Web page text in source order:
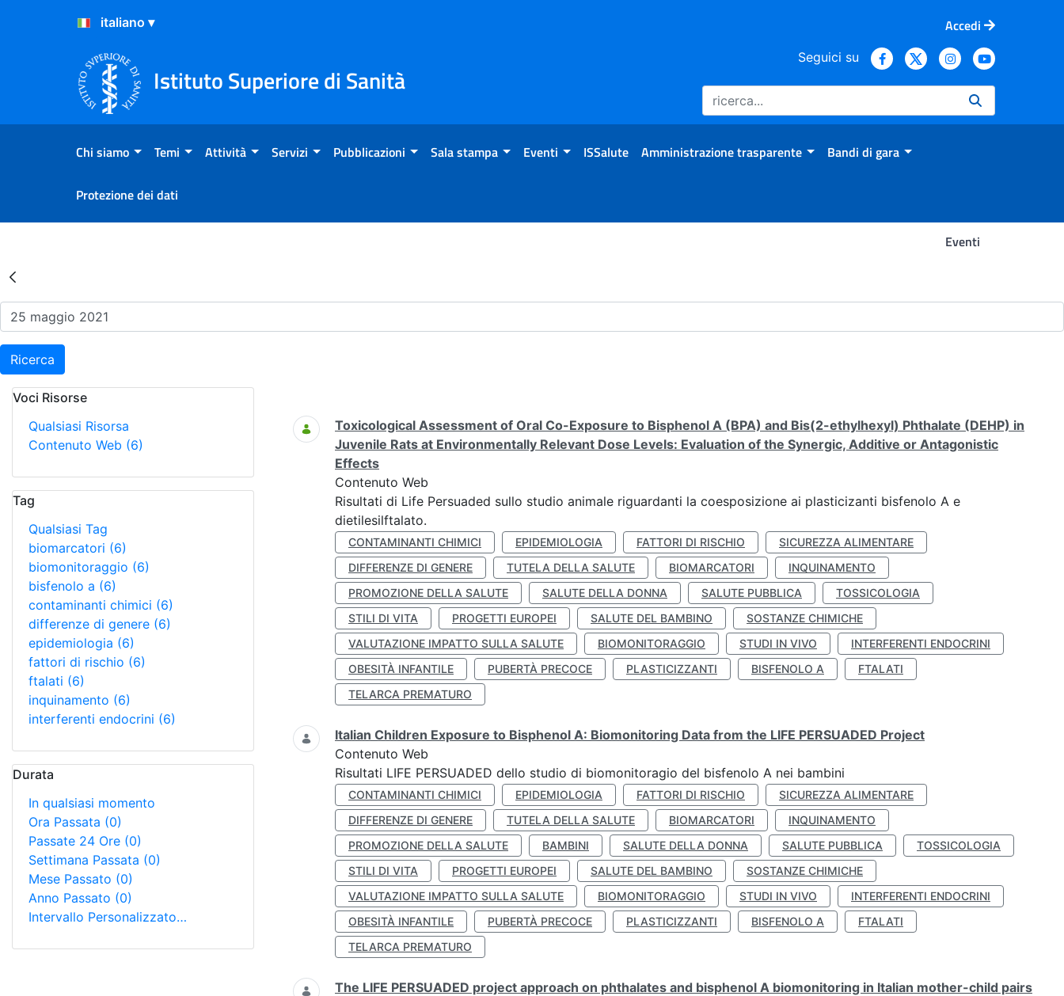
Salta al Contenuto
Salta al Footer
Accedi
Istituto Superiore di Sanità
Seguici su
Chi siamo Temi Attività Servizi Pubblicazioni Sala stampa Eventi ISSalute Amministrazione trasparente Bandi di gara
Protezione dei dati
Eventi
Risultati della Ricerca - Eventi
Ricerca
Voci Risorse
Qualsiasi Risorsa
Contenuto Web (6)
Tag
Qualsiasi Tag
biomarcatori (6)
biomonitoraggio (6)
bisfenolo a (6)
contaminanti chimici (6)
differenze di genere (6)
epidemiologia (6)
fattori di rischio (6)
ftalati (6)
inquinamento (6)
interferenti endocrini (6)
Durata
In qualsiasi momento
Ora Passata (0)
Passate 24 Ore (0)
Settimana Passata (0)
Mese Passato (0)
Anno Passato (0)
Intervallo Personalizzato…
Ricerca
Toxicological Assessment of Oral Co-Exposure to Bisphenol A (BPA) and Bis(2-ethylhexyl) Phthalate (DEHP) in
Juvenile Rats at Environmentally Relevant Dose Levels: Evaluation of the Synergic, Additive or Antagonistic
Effects
Contenuto Web
Risultati di Life Persuaded sullo studio animale riguardanti la coesposizione ai plasticizanti bisfenolo A e
dietilesilftalato.
CONTAMINANTI CHIMICI EPIDEMIOLOGIA FATTORI DI RISCHIO
SICUREZZA ALIMENTARE
DIFFERENZE DI GENERE
TUTELA DELLA SALUTE BIOMARCATORI
INQUINAMENTO
PROMOZIONE DELLA SALUTE
SALUTE DELLA DONNA SALUTE PUBBLICA
TOSSICOLOGIA
STILI DI VITA
PROGETTI EUROPEI SALUTE DEL BAMBINO
SOSTANZE CHIMICHE
VALUTAZIONE IMPATTO SULLA SALUTE
BIOMONITORAGGIO STUDI IN VIVO
INTERFERENTI ENDOCRINI
OBESITÀ INFANTILE
PUBERTÀ PRECOCE PLASTICIZZANTI BISFENOLO A
FTALATI
TELARCA PREMATURO
Italian Children Exposure to Bisphenol A: Biomonitoring Data from the LIFE PERSUADED Project
Contenuto Web
Risultati LIFE PERSUADED dello studio di biomonitoragio del bisfenolo A nei bambini
CONTAMINANTI CHIMICI EPIDEMIOLOGIA FATTORI DI RISCHIO
SICUREZZA ALIMENTARE
DIFFERENZE DI GENERE
TUTELA DELLA SALUTE BIOMARCATORI
INQUINAMENTO
PROMOZIONE DELLA SALUTE
BAMBINI SALUTE DELLA DONNA SALUTE PUBBLICA
TOSSICOLOGIA
STILI DI VITA
PROGETTI EUROPEI SALUTE DEL BAMBINO
SOSTANZE CHIMICHE
VALUTAZIONE IMPATTO SULLA SALUTE
BIOMONITORAGGIO STUDI IN VIVO
INTERFERENTI ENDOCRINI
OBESITÀ INFANTILE
PUBERTÀ PRECOCE PLASTICIZZANTI BISFENOLO A
FTALATI
TELARCA PREMATURO
The LIFE PERSUADED project approach on phthalates and bisphenol A biomonitoring in Italian mother-child pairs